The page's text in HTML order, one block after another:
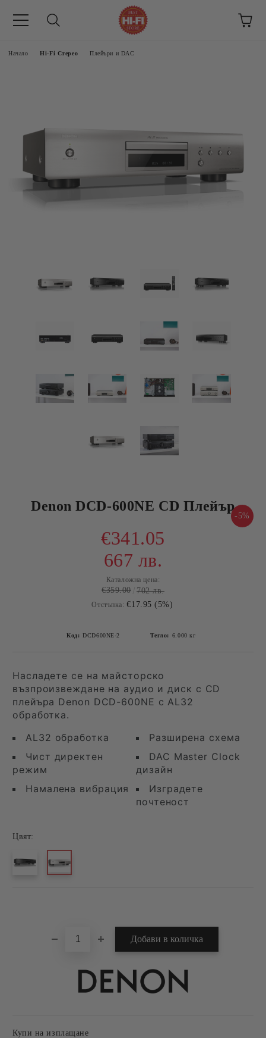
Начало Hi-Fi Стерео Плейъри и DAC
Denon DCD-600NE CD Плейър
-5%
€341.05
667 лв.
Каталожна цена:
€359.00 702 лв.
Отстъпка: €17.95 (5%)
Код: DCD600NE-2 Тегло: 6.000 кг
Насладете се на майсторско
възпроизвеждане на аудио и диск с CD
плейъра Denon DCD-600NE с AL32
обработка.
AL32 обработка
Разширена схема
Чист директен
режим
DAC Master Clock
дизайн
Намалена вибрация
Изградете
почтеност
Цвят:
Купи на изплащане